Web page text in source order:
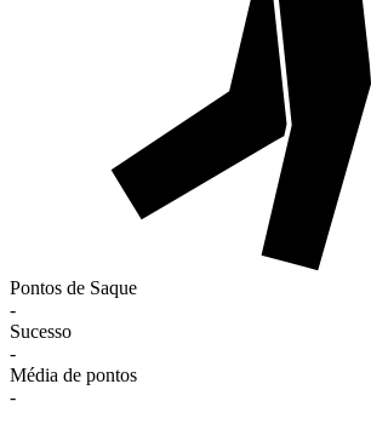
Pontos de Saque
-
Sucesso
-
Média de pontos
-